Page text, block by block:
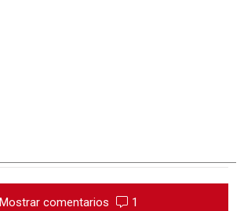
Mostrar comentarios 1